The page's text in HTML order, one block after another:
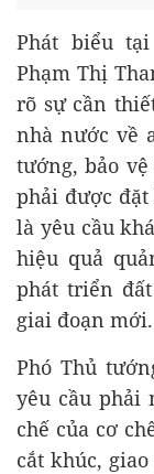
Phát biểu
Phạm Thị
rõ sự cần
nhà nước về
tướng, bảo
phải được
là yêu cầu
hiệu quả
phát triển
giai đoạn mới.
Phó Thủ
yêu cầu phải
chế của cơ
cắt khúc,